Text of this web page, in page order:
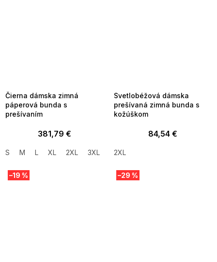
Čierna dámska zimná
páperová bunda s
prešívaním
381,79 €
S M L XL 2XL 3XL
Svetlobéžová dámska
prešívaná zimná bunda s
kožúškom
84,54 €
2XL
–19 % –29 %